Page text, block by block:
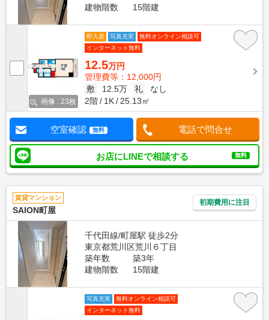
建物階数
15階建
画像 : 23枚
即入居 写真充実
無料オンライン相談可
インターネット無料
12.5万円
管理費等：12,000円
敷
12.5万 礼
なし
2階
1K 25.13㎡
空室確認 無料 電話で問合せ
お店にLINEで相談する 無料
賃貸マンション
SAION町屋
初期費用に注目
千代田線/町屋駅 徒歩2分
東京都荒川区荒川６丁目
築年数
築3年
建物階数
15階建
写真充実
無料オンライン相談可
インターネット無料